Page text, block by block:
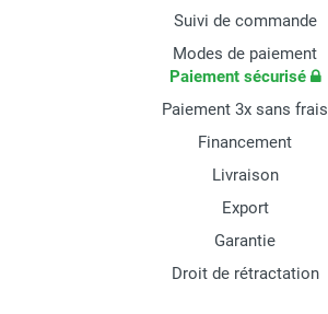
Suivi de commande
Modes de paiement
Paiement sécurisé
Paiement 3x sans frais
Financement
Livraison
Export
Garantie
Droit de rétractation